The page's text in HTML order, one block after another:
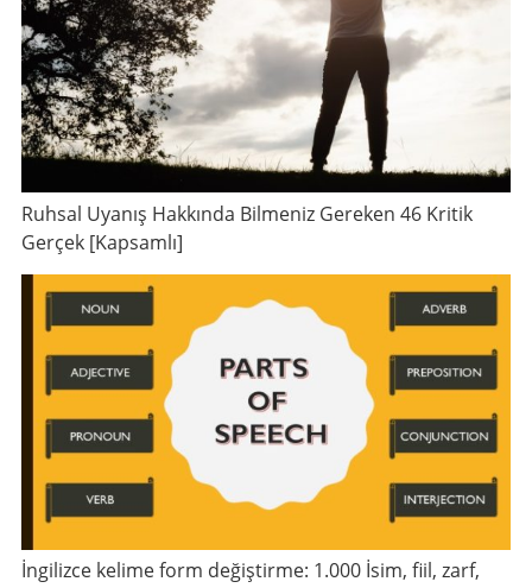
Ruhsal Uyanış Hakkında Bilmeniz Gereken 46 Kritik
Gerçek [Kapsamlı]
İngilizce kelime form değiştirme: 1.000 İsim, fiil, zarf,